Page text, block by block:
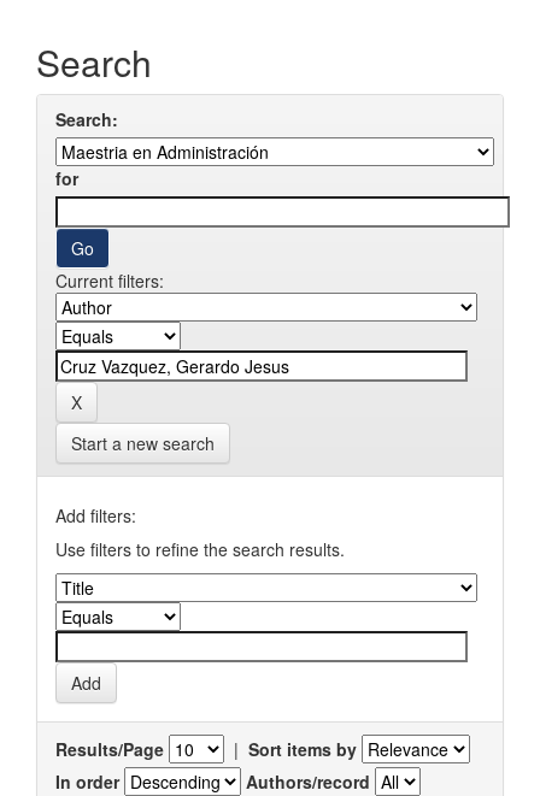
Search
Search:
for
Current filters:
Start a new search
Add filters:
Use filters to refine the search results.
Results/Page | Sort items by
In order
Authors/record